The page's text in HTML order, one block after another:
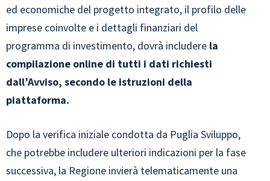
ed economiche del progetto integrato, il profilo delle
imprese coinvolte e i dettagli finanziari del
programma di investimento, dovrà includere la
compilazione online di tutti i dati richiesti
dall’Avviso, secondo le istruzioni della
piattaforma.
Dopo la verifica iniziale condotta da Puglia Sviluppo,
che potrebbe includere ulteriori indicazioni per la fase
successiva, la Regione invierà telematicamente una